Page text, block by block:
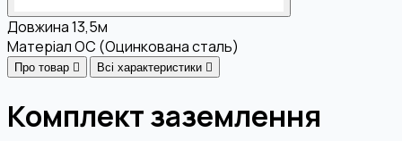
Довжина13,5м
МатеріалOC (Оцинкована сталь)
Про товар Всі характеристики
Комплект заземлення